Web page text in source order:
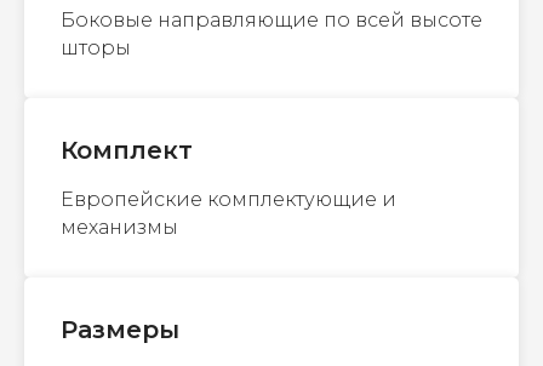
Боковые направляющие по всей высоте
шторы
Комплект
Европейские комплектующие и
механизмы
Размеры